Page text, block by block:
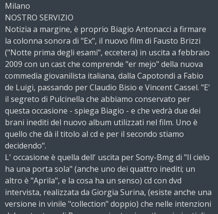
Milano
NOSTRO SERVIZIO
Notizia a margine, è proprio Biagio Antonacci a firmare
la colonna sonora di "Ex", il nuovo film di Fausto Brizzi
("Notte prima degli esami", eccetera) in uscita a febbraio
2009 con un cast che comprende "er mejo" della nuova
commedia giovanilista italiana, dalla Capotondi a Fabio
de Luigi, passando per Claudio Bisio e Vincent Cassel. "E'
il segreto di Pulcinella che abbiamo conservato per
questa occasione - spiega Biagio - e che vedrà due dei
brani inediti del nuovo album utilizzati nel film. Uno è
quello che dà il titolo al cd e per il secondo stiamo
decidendo".
L' occasione è quella dell' uscita per Sony-Bmg di "Il cielo
ha una porta sola" (anche uno dei quattro inediti; un
altro è "Aprila", e la cosa ha un senso) cd con dvd
intervista, realizzata da Giorgia Surina, (esiste anche una
versione in vinile "collection" doppio) che nelle intenzioni